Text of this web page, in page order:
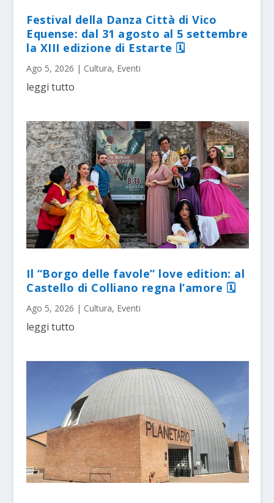
Festival della Danza Città di Vico
Equense: dal 31 agosto al 5 settembre
la XIII edizione di Estarte 🗓
Ago 5, 2026 | Cultura, Eventi
leggi tutto
Il “Borgo delle favole” love edition: al
Castello di Colliano regna l’amore 🗓
Ago 5, 2026 | Cultura, Eventi
leggi tutto